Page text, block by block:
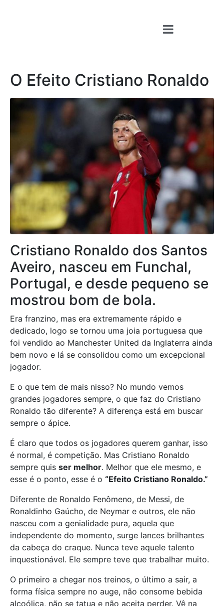
O Efeito Cristiano Ronaldo
Cristiano Ronaldo dos Santos
Aveiro, nasceu em Funchal,
Portugal, e desde pequeno se
mostrou bom de bola.
Era franzino, mas era extremamente rápido e
dedicado, logo se tornou uma joia portuguesa que
foi vendido ao Manchester United da Inglaterra ainda
bem novo e lá se consolidou como um excepcional
jogador.
E o que tem de mais nisso? No mundo vemos
grandes jogadores sempre, o que faz do Cristiano
Ronaldo tão diferente? A diferença está em buscar
sempre o ápice.
É claro que todos os jogadores querem ganhar, isso
é normal, é competição. Mas Cristiano Ronaldo
sempre quis ser melhor. Melhor que ele mesmo, e
esse é o ponto, esse é o “Efeito Cristiano Ronaldo.”
Diferente de Ronaldo Fenômeno, de Messi, de
Ronaldinho Gaúcho, de Neymar e outros, ele não
nasceu com a genialidade pura, aquela que
independente do momento, surge lances brilhantes
da cabeça do craque. Nunca teve aquele talento
inquestionável. Ele sempre teve que trabalhar muito.
O primeiro a chegar nos treinos, o último a sair, a
forma física sempre no auge, não consome bebida
alcoólica, não se tatua e não aceita perder. Vê na